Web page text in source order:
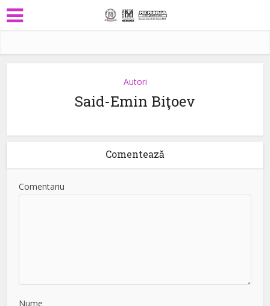
Autori
Said-Emin Biţoev
Comentează
Comentariu
Nume